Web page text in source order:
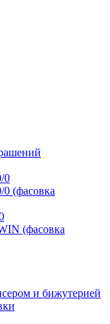
0
(фасовка
(фасовка
и бижутерией